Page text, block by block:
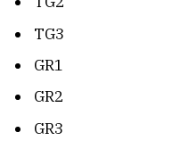
TG3
GR1
GR2
GR3